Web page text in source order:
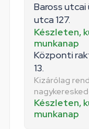
Baross
utca 127.
Készleten,
munkanap
Központi
13.
Kizárólag
Készleten,
munkanap